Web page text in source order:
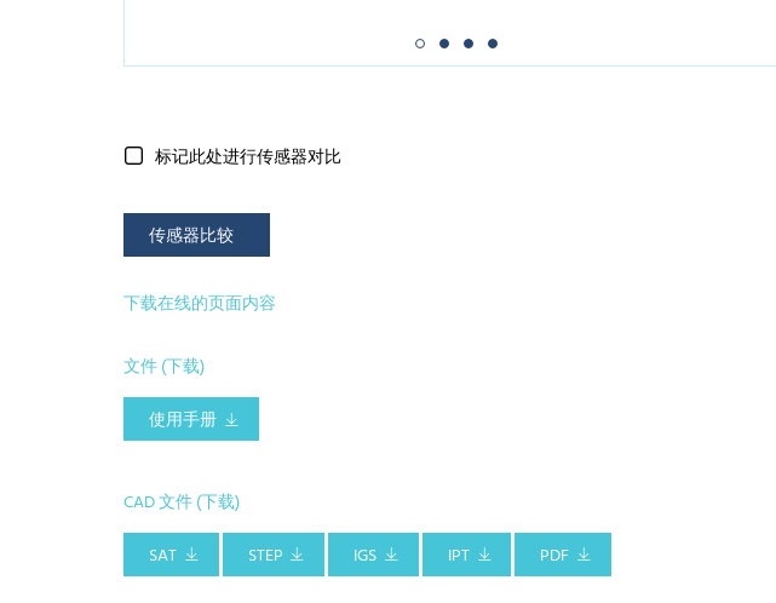
标记此处进行传感器对比
传感器比较
下载在线的页面内容
文件 (下载)
使用手册
CAD 文件 (下载)
SAT
STEP IGS IPT PDF